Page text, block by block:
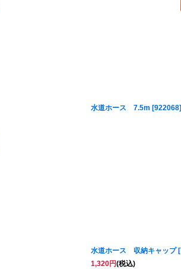
水道ホース 7.5m [922068]
水道ホース 収納キャップ [
1,320円(税込)